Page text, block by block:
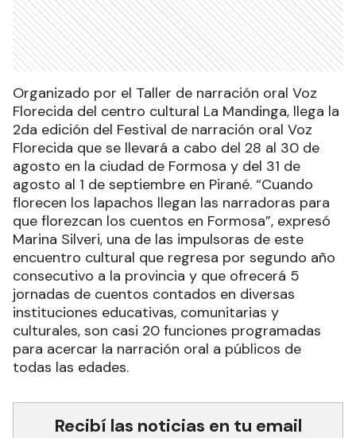
Organizado por el Taller de narración oral Voz
Florecida del centro cultural La Mandinga, llega la
2da edición del Festival de narración oral Voz
Florecida que se llevará a cabo del 28 al 30 de
agosto en la ciudad de Formosa y del 31 de
agosto al 1 de septiembre en Pirané. “Cuando
florecen los lapachos llegan las narradoras para
que florezcan los cuentos en Formosa”, expresó
Marina Silveri, una de las impulsoras de este
encuentro cultural que regresa por segundo año
consecutivo a la provincia y que ofrecerá 5
jornadas de cuentos contados en diversas
instituciones educativas, comunitarias y
culturales, son casi 20 funciones programadas
para acercar la narración oral a públicos de
todas las edades.
Recibí las noticias en tu email